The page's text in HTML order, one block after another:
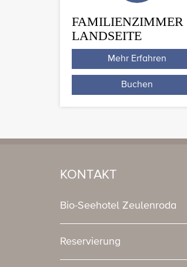
FAMILIENZIMMER
LANDSEITE
Mehr Erfahren
Buchen
KONTAKT
Bio-Seehotel Zeulenroda
Reservierung